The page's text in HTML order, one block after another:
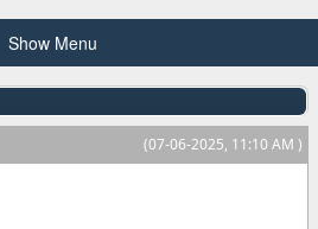
Show Menu
(07-06-2025, 11:10 AM )